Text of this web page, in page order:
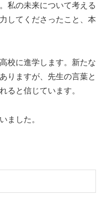
私の未来について考える
してくださったこと、本
校に進学します。新たな
りますが、先生の言葉と
ると信じています。
ました。